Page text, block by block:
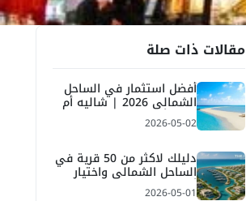
مقالات ذات صلة
أفضل استثمار في الساحل
الشمالي 2026 | شاليه أم
فيلا وأهم المناطق
2026-05-02
دليلك لاكثر من 50 قرية في
الساحل الشمالي واختيار
أفضل قرية للاستثمار
2026-05-01